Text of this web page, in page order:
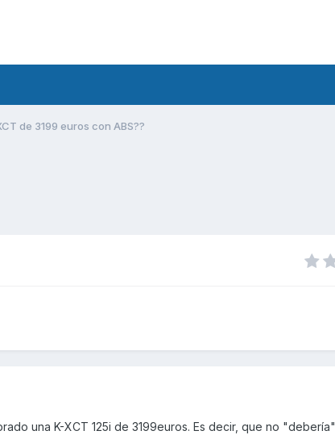
de 3199 euros con ABS??
una K-XCT 125i de 3199euros. Es decir, que no